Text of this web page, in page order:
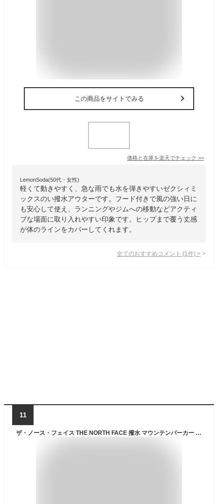
この商品をサイトでみる
価格と在庫を楽天でチェック >>
LemonSoda(50代・女性)
軽くて動きやすく、急な雨でも水を弾きやすいゼクシィミ
ックスのい撥水アウターです。フード付きで風の強い日に
も安心して使え、ランニングやジムへの移動などアクティ
ブな場面に取り入れやすい印象です。ヒップまで覆う丈感
が体のラインをカバーしてくれます。
全てのおすすめコメント (1 件) >
11
ザ・ノース・フェイス THE NORTH FACE 撥水 マウンテンパーカー レディース コンパクトジャケット Compact Jacket NPW72230 2024AW【服】2408ripe【返品交換・ラッピング不可】